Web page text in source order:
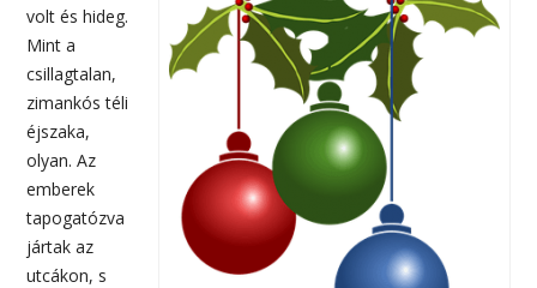
volt és hideg.
Mint a
csillagtalan,
zimankós téli
éjszaka,
olyan. Az
emberek
tapogatózva
jártak az
utcákon, s